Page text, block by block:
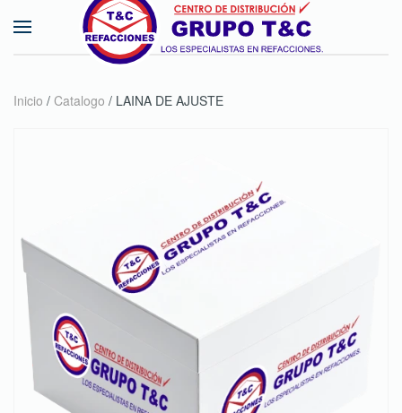
Skip to main content
Inicio / Catalogo / LAINA DE AJUSTE